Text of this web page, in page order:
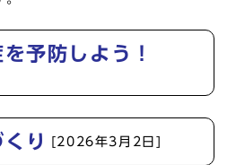
予防しよう！
り [2026年3月2日]